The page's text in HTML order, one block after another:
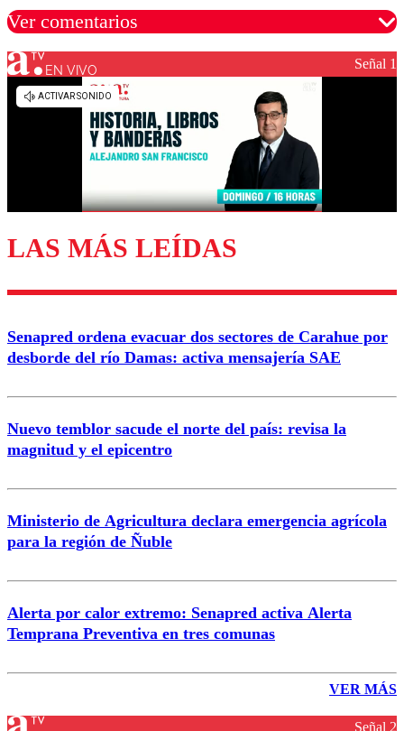
Ver comentarios
Los comentarios son moderados para garantizar un
diálogo respetuoso.
Enviar comentario
EN VIVO Señal 1
LAS MÁS LEÍDAS
Senapred ordena evacuar dos sectores de Carahue por
desborde del río Damas: activa mensajería SAE
Nuevo temblor sacude el norte del país: revisa la
magnitud y el epicentro
Ministerio de Agricultura declara emergencia agrícola
para la región de Ñuble
Alerta por calor extremo: Senapred activa Alerta
Temprana Preventiva en tres comunas
VER MÁS
Señal 2